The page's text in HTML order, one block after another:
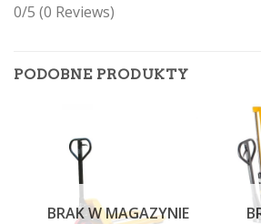
0/5 (0 Reviews)
PODOBNE PRODUKTY
BRAK W MAGAZYNIE